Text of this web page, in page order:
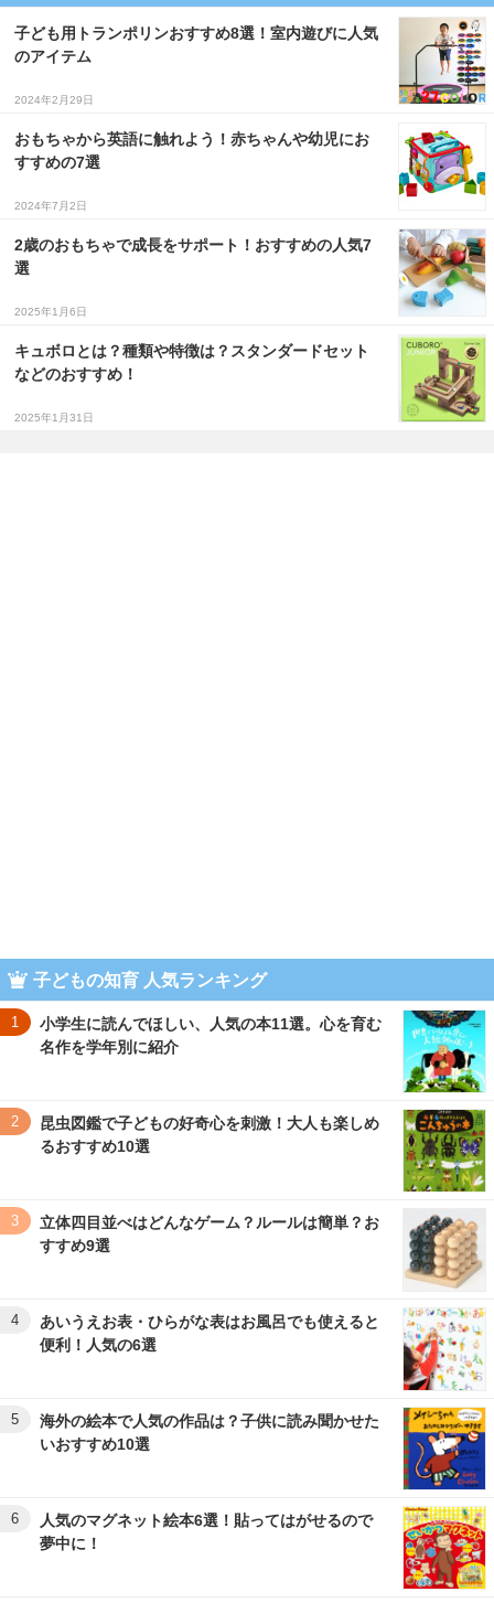
子ども用トランポリンおすすめ8選！室内遊びに人気
のアイテム
2024年2月29日
おもちゃから英語に触れよう！赤ちゃんや幼児にお
すすめの7選
2024年7月2日
2歳のおもちゃで成長をサポート！おすすめの人気7
選
2025年1月6日
キュボロとは？種類や特徴は？スタンダードセット
などのおすすめ！
2025年1月31日
子どもの知育 人気ランキング
1
小学生に読んでほしい、人気の本11選。心を育む
名作を学年別に紹介
2
昆虫図鑑で子どもの好奇心を刺激！大人も楽しめ
るおすすめ10選
3
立体四目並べはどんなゲーム？ルールは簡単？お
すすめ9選
4
あいうえお表・ひらがな表はお風呂でも使えると
便利！人気の6選
5
海外の絵本で人気の作品は？子供に読み聞かせた
いおすすめ10選
6
人気のマグネット絵本6選！貼ってはがせるので
夢中に！